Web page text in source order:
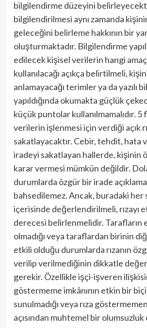
bilgilendirme düzeyini
bilgilendirilmesi aynı zamanda
geleceğini belirleme hakkının bir
oluşturmaktadır. Bilgilendirme
edilecek kişisel verilerin hangi
kullanılacağı açıkça belirtilmeli,
anlamayacağı terimler ya da yazılı
yapıldığında okumakta güçlük
küçük puntolar kullanılmamalıdır. 5
verilerin işlenmesi için verdiği açık
sakatlayacaktır. Cebir, tehdit, hata
iradeyi sakatlayan hallerde, kişinin
karar vermesi mümkün değildir.
durumlarda özgür bir irade
bahsedilemez. Ancak, buradaki her
içerisinde değerlendirilmeli, rızayı
derecesi belirlenmelidir. Tarafların
olmadığı veya taraflardan birinin
etkili olduğu durumlarda rızanın
verilip verilmediğinin dikkatle
gerekir. Özellikle işçi-işveren
göstermeme imkânının etkin bir
sunulmadığı veya rıza
açısından muhtemel bir olumsuzluk